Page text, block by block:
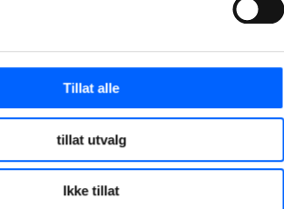
Tillat alle
tillat utvalg
Ikke tillat
Relations Norway, NCC Group